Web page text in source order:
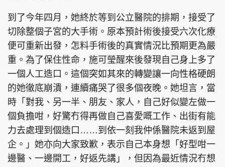
到了今年四月，她終於等到公立醫院的排期，接受了
切除整個子宮的大手術。原本預計術後接受六次化療
便可重新出發，怎料手術後的真實情況比預期更為嚴
重。為了保住性命，施可瑩醒來後發現自己身上多了
一個人工造口。這個突如其來的轉變讓一向性格硬朗
的她徹底崩潰，連續痛哭了很多個夜晚。她坦言，當
時「對我、另一半、朋友、家人，自己好似變左做一
個負擔咁，好驚冇得再做自己喜愛嘅工作、出街有能
力去處理到個造口……到依一刻我仲係醫院未返到屋
企。」她亦向大家致歉，表示自己本身想「好型咁一
邊醫、一邊開工，好返先講」，但因為最近情況冇想